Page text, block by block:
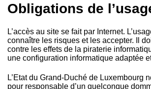
Obligations de
L’accès au site se fait par Internet.
connaître les risques et les accepter. Il
contre les effets de la piraterie
une configuration informatique adaptée
L’Etat du Grand-Duché de Luxembourg
pour responsable d’un quelconque